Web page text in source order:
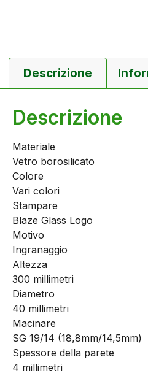
Descrizione
Descrizione
Materiale
Vetro borosilicato
Colore
Vari colori
Stampare
Blaze Glass Logo
Motivo
Ingranaggio
Altezza
300 millimetri
Diametro
40 millimetri
Macinare
SG 19/14 (18,8mm/14,5mm)
Spessore della parete
4 millimetri